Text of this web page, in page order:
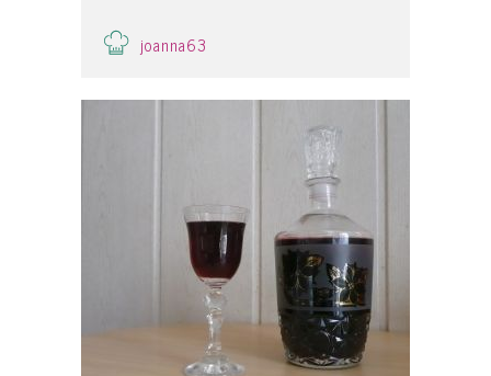
joanna63